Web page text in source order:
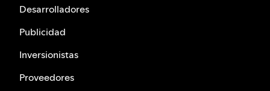
Desarrolladores
Publicidad
Inversionistas
Proveedores